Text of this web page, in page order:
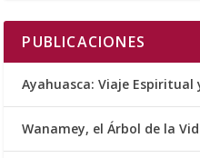
PUBLICACIONES
Ayahuasca: Viaje Espiritual
Wanamey, el Árbol de la